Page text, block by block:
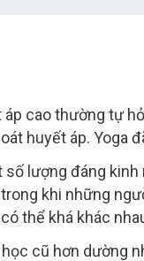
cao thường tự
huyết áp. Yoga
số lượng đáng
khi những
thể khá khác
cũ hơn dường